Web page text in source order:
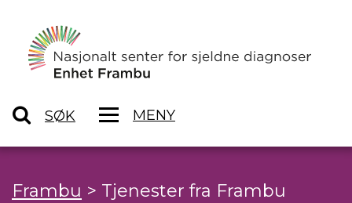
SØK MENY
Frambu > Tjenester fra Frambu